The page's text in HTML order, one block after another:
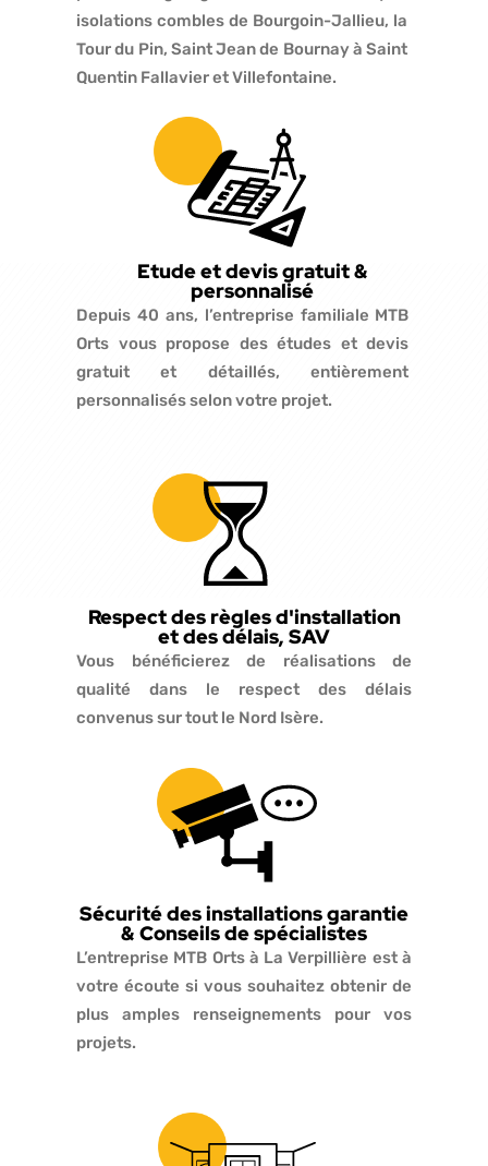
isolations combles de Bourgoin-Jallieu, la
Tour du Pin, Saint Jean de Bournay à Saint
Quentin Fallavier et Villefontaine.
Etude et devis gratuit &
personnalisé
Depuis 40 ans, l’entreprise familiale MTB
Orts vous propose des études et devis
gratuit et détaillés, entièrement
personnalisés selon votre projet.
Respect des règles d'installation
et des délais, SAV
Vous bénéficierez de réalisations de
qualité dans le respect des délais
convenus sur tout le Nord Isère.
Sécurité des installations garantie
& Conseils de spécialistes
L’entreprise MTB Orts à La Verpillière est à
votre écoute si vous souhaitez obtenir de
plus amples renseignements pour vos
projets.